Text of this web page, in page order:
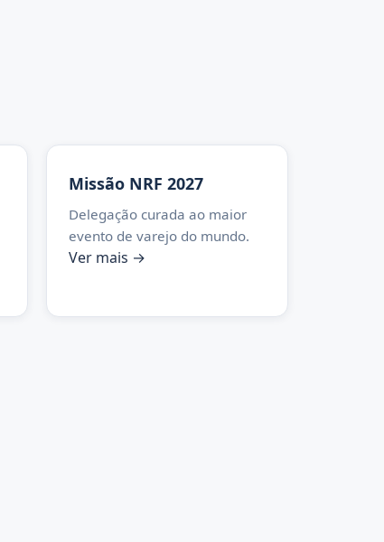
Missão NRF 2027
Delegação curada ao maior
evento de varejo do mundo.
Ver mais →